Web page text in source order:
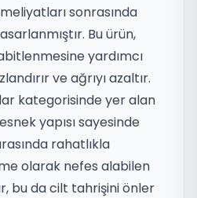
sonrasında
Bu ürün,
yardımcı
ve ağrıyı azaltır.
kategorisinde yer alan
yapısı sayesinde
rahatlıkla
olarak nefes alabilen
bu da cilt tahrişini önler